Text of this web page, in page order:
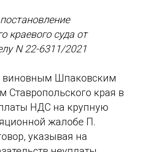
краевого суда от
N 22-6311/2021
виновным Шпаковским
Ставропольского края в
НДС на крупную
жалобе П.
указывая на